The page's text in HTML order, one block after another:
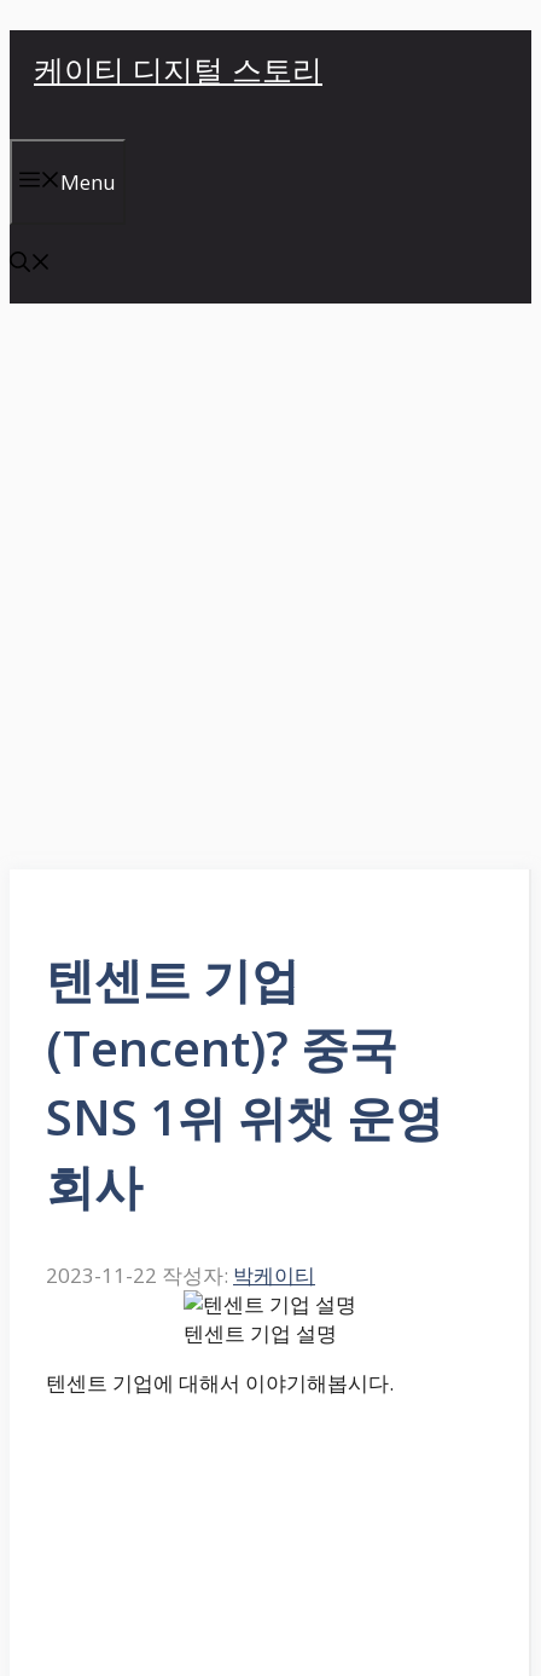
너
뛰
기
케이티 디지털 스토리
Menu
텐센트 기업
(Tencent)? 중국
SNS 1위 위챗 운영
회사
2023-11-22 작성자: 박케이티
텐센트 기업 설명
텐센트 기업에 대해서 이야기해봅시다.